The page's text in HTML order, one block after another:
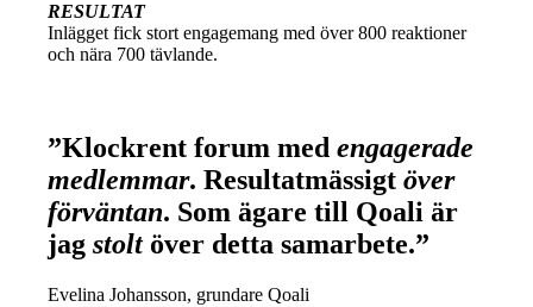
RESULTAT
Inlägget fick stort engagemang med över 800 reaktioner
och nära 700 tävlande.
”Klockrent forum med engagerade
medlemmar. Resultatmässigt över
förväntan. Som ägare till Qoali är
jag stoltöver detta samarbete.”
Evelina Johansson, grundare Qoali